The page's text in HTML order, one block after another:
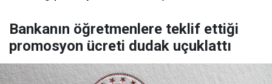
Bankanın öğretmenlere teklif ettiği
promosyon ücreti dudak uçuklattı